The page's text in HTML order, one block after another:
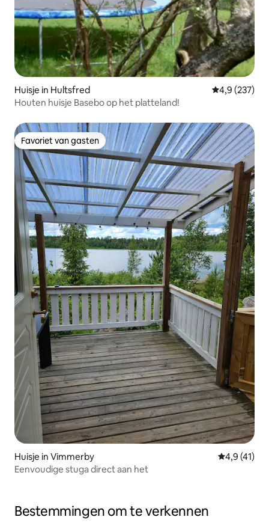
Huisje in Hultsfred Gemiddelde
4,9 (237)
Houten huisje Basebo op het platteland!
Favoriet van gasten
Favoriet van gasten
Huisje in Vimmerby
4,9 (41)
Eenvoudige stuga direct aan het
Bestemmingen om te verkennen